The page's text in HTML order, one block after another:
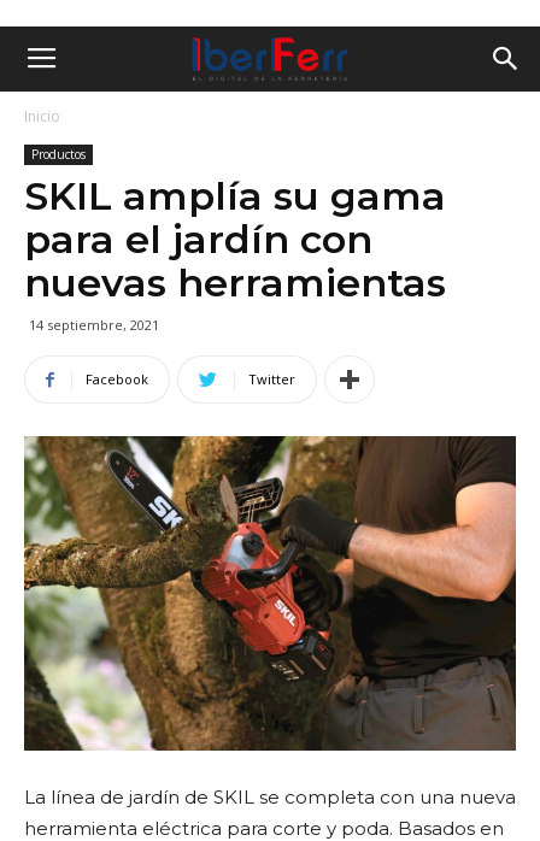
Inicio
Productos
SKIL amplía su gama
para el jardín con
nuevas herramientas
14 septiembre, 2021
Facebook Twitter
La línea de jardín de SKIL se completa con una nueva
herramienta eléctrica para corte y poda. Basados en